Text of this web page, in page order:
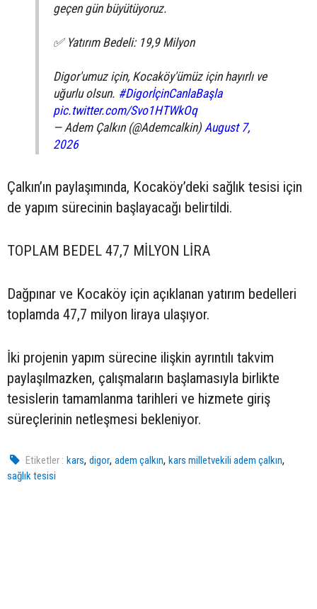
geçen gün büyütüyoruz.
✅ Yatırım Bedeli: 19,9 Milyon
Digor'umuz için, Kocaköy'ümüz için hayırlı ve
uğurlu olsun. #DigorİçinCanlaBaşla
pic.twitter.com/Svo1HTWkOq
— Adem Çalkın (@Ademcalkin)August 7,
2026
Çalkın’ın paylaşımında, Kocaköy’deki sağlık tesisi için
de yapım sürecinin başlayacağı belirtildi.
TOPLAM BEDEL 47,7 MİLYON LİRA
Dağpınar ve Kocaköy için açıklanan yatırım bedelleri
toplamda 47,7 milyon liraya ulaşıyor.
İki projenin yapım sürecine ilişkin ayrıntılı takvim
paylaşılmazken, çalışmaların başlamasıyla birlikte
tesislerin tamamlanma tarihleri ve hizmete giriş
süreçlerinin netleşmesi bekleniyor.
Etiketler : kars,digor,adem çalkın,kars milletvekili adem çalkın,
sağlık tesisi